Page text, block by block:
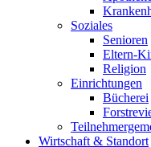
Soziales
Senioren
Eltern-
Religion
Einrichtungen
Bücherei
Wirtschaft & Standort